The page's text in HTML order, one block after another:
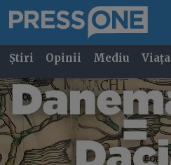
Știri Opinii Mediu Viața